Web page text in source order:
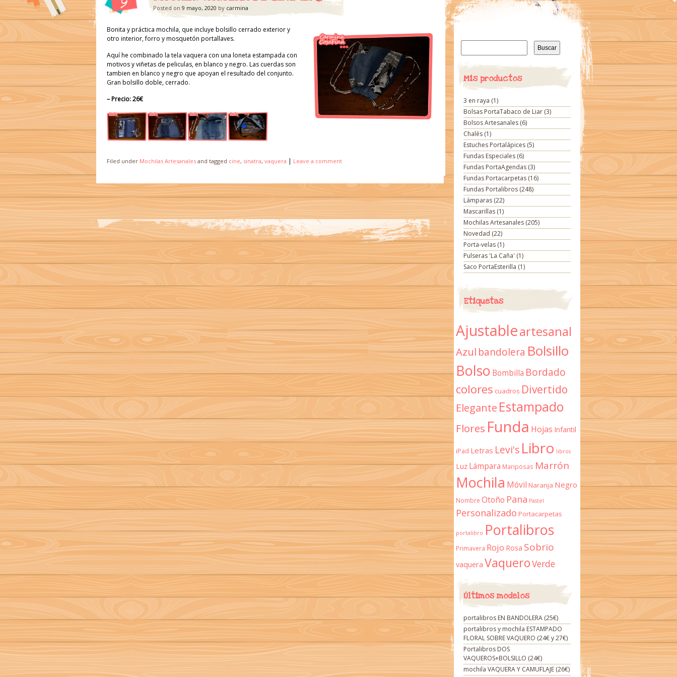
Posted on 9 mayo, 2020 by carmina
Bonita y práctica mochila, que incluye bolsillo cerrado exterior y
otro interior, forro y mosquetón portallaves.
Aquí he combinado la tela vaquera con una loneta estampada con
motivos y viñetas de peliculas, en blanco y negro. Las cuerdas son
tambien en blanco y negro que apoyan el resultado del conjunto.
Gran bolsillo doble, cerrado.
– Precio: 26€
Filed under Mochilas Artesanales and tagged cine, sinatra, vaquera | Leave a comment
Buscar:
Mis productos
3 en raya (1)
Bolsas PortaTabaco de Liar(3)
Bolsos Artesanales(6)
Chalés(1)
Estuches Portalápices(5)
Fundas Especiales(6)
Fundas PortaAgendas(3)
Fundas Portacarpetas(16)
Fundas Portalibros(248)
Lámparas(22)
Mascarillas(1)
Mochilas Artesanales(205)
Novedad (22)
Porta-velas(1)
Pulseras 'La Caña' (1)
Saco PortaEsterilla (1)
Etiquetas
Ajustableartesanal
Azul bandolera Bolsillo
Bolso Bombilla Bordado
colores cuadros Divertido
Elegante Estampado
Flores Funda Hojas Infantil
iPad Letras Levi's Libro libros
Luz Lámpara Mariposas Marrón
Mochila Móvil Naranja Negro
Nombre Otoño Pana Pastel
Personalizado Portacarpetas
portalibro Portalibros
Primavera Rojo Rosa Sobrio
vaquera VaqueroVerde
Últimos modelos
portalibros EN BANDOLERA (25€)
portalibros y mochila ESTAMPADO
FLORAL SOBRE VAQUERO (24€ y 27€)
Portalibros DOS
VAQUEROS+BOLSILLO (24€)
mochila VAQUERA Y CAMUFLAJE (26€)